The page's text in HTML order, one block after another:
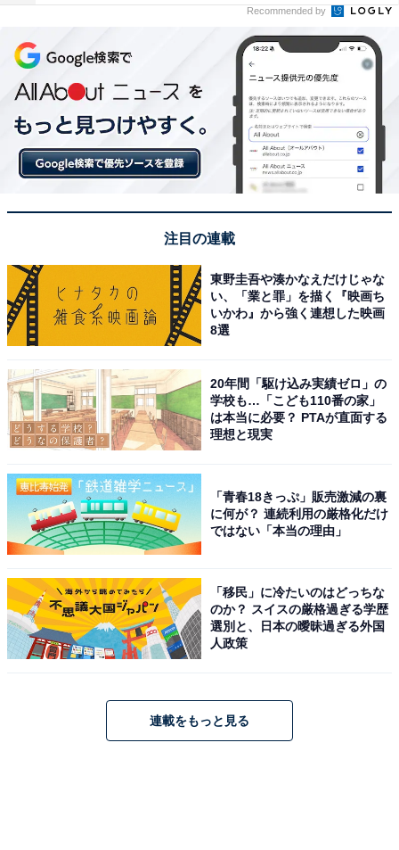
Recommended by
注目の連載
東野圭吾や湊かなえだけじゃな
い、「業と罪」を描く『映画ち
いかわ』から強く連想した映画
8選
20年間「駆け込み実績ゼロ」の
学校も…「こども110番の家」
は本当に必要？ PTAが直面する
理想と現実
「青春18きっぷ」販売激減の裏
に何が？ 連続利用の厳格化だけ
ではない「本当の理由」
「移民」に冷たいのはどっちな
のか？ スイスの厳格過ぎる学歴
選別と、日本の曖昧過ぎる外国
人政策
連載をもっと見る